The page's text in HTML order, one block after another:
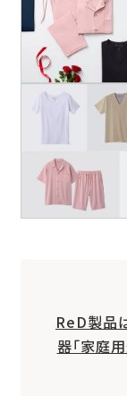
ReD製品
器「家庭